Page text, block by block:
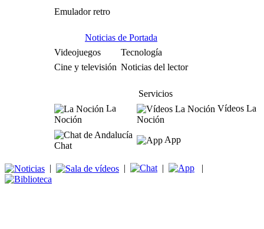
Emulador retro
Noticias de Portada
Videojuegos
Tecnología
Cine y televisión Noticias del lector
Servicios
La
Noción
Vídeos La
Noción
Chat
App
| | | |